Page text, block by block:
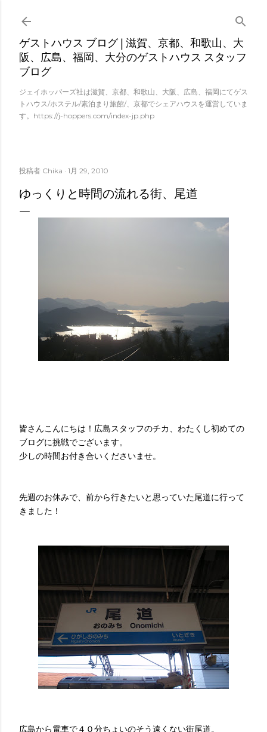
スキップしてメイン コンテンツに移動
ゲストハウス ブログ | 滋賀、京都、和歌山、大
阪、広島、福岡、大分のゲストハウス スタッフ
ブログ
ジェイホッパーズ社は滋賀、京都、和歌山、大阪、広島、福岡にてゲス
トハウス/ホステル/素泊まり旅館/、京都でシェアハウスを運営していま
す。https://j-hoppers.com/index-jp.php
投稿者 Chika 1月 29, 2010
ゆっくりと時間の流れる街、尾道
皆さんこんにちは！広島スタッフのチカ、わたくし初めての
ブログに挑戦でございます。
少しの時間お付き合いくださいませ。
先週のお休みで、前から行きたいと思っていた尾道に行って
きました！
広島から電車で４０分ちょいのそう遠くない街尾道。